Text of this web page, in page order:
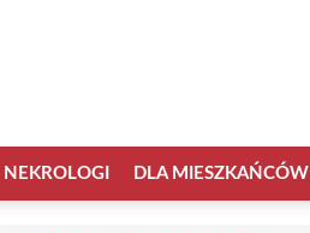
NEKROLOGI DLA MIESZKAŃCÓW